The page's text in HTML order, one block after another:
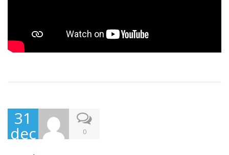
31
dec 0